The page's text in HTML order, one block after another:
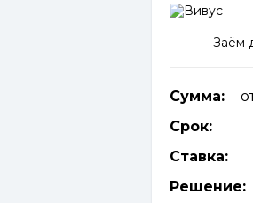
Заём
Сумма:
Срок:
Ставка:
Решение: